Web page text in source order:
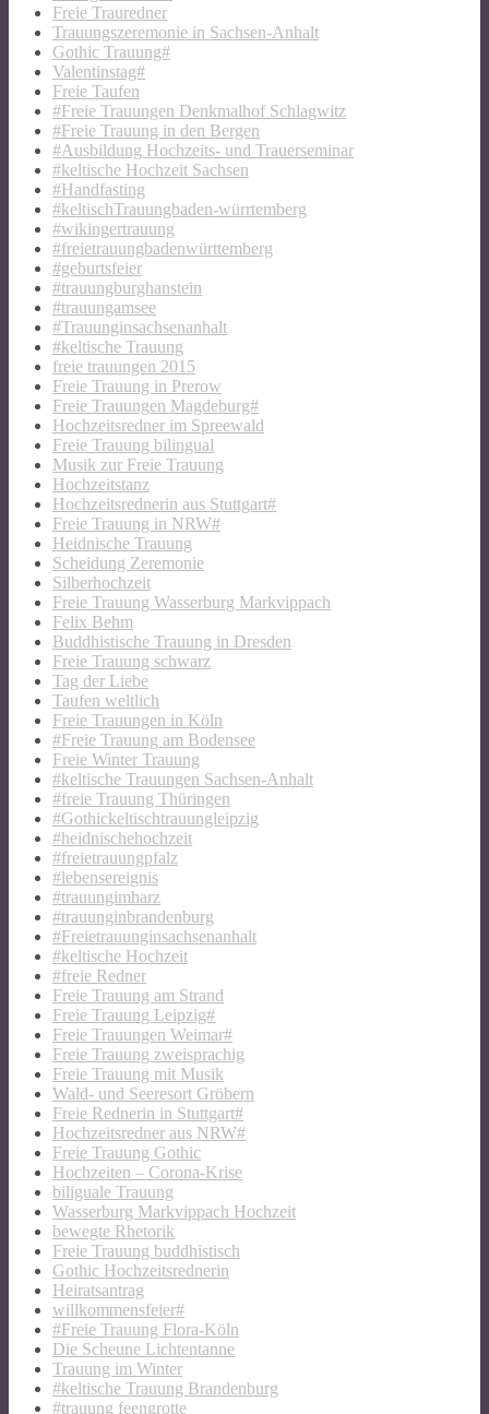
Freie Trauredner
Trauungszeremonie in Sachsen-Anhalt
Gothic Trauung#
Valentinstag#
Freie Taufen
#Freie Trauungen Denkmalhof Schlagwitz
#Freie Trauung in den Bergen
#Ausbildung Hochzeits- und Trauerseminar
#keltische Hochzeit Sachsen
#Handfasting
#keltischTrauungbaden-würrtemberg
#wikingertrauung
#freietrauungbadenwürttemberg
#geburtsfeier
#trauungburghanstein
#trauungamsee
#Trauunginsachsenanhalt
#keltische Trauung
freie trauungen 2015
Freie Trauung in Prerow
Freie Trauungen Magdeburg#
Hochzeitsredner im Spreewald
Freie Trauung bilingual
Musik zur Freie Trauung
Hochzeitstanz
Hochzeitsrednerin aus Stuttgart#
Freie Trauung in NRW#
Heidnische Trauung
Scheidung Zeremonie
Silberhochzeit
Freie Trauung Wasserburg Markvippach
Felix Behm
Buddhistische Trauung in Dresden
Freie Trauung schwarz
Tag der Liebe
Taufen weltlich
Freie Trauungen in Köln
#Freie Trauung am Bodensee
Freie Winter Trauung
#keltische Trauungen Sachsen-Anhalt
#freie Trauung Thüringen
#Gothickeltischtrauungleipzig
#heidnischehochzeit
#freietrauungpfalz
#lebensereignis
#trauungimharz
#trauunginbrandenburg
#Freietrauunginsachsenanhalt
#keltische Hochzeit
#freie Redner
Freie Trauung am Strand
Freie Trauung Leipzig#
Freie Trauungen Weimar#
Freie Trauung zweisprachig
Freie Trauung mit Musik
Wald- und Seeresort Gröbern
Freie Rednerin in Stuttgart#
Hochzeitsredner aus NRW#
Freie Trauung Gothic
Hochzeiten – Corona-Krise
biliguale Trauung
Wasserburg Markvippach Hochzeit
bewegte Rhetorik
Freie Trauung buddhistisch
Gothic Hochzeitsrednerin
Heiratsantrag
willkommensfeier#
#Freie Trauung Flora-Köln
Die Scheune Lichtentanne
Trauung im Winter
#keltische Trauung Brandenburg
#trauung feengrotte